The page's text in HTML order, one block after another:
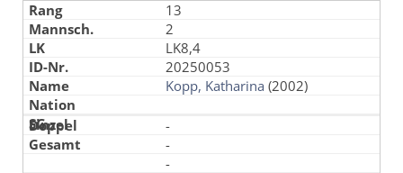
13
2
LK8,4
20250053
Kopp, Katharina (2002)
-
-
-